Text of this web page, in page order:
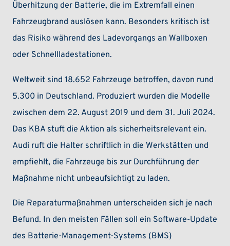
Überhitzung der Batterie, die im Extremfall einen
Fahrzeugbrand auslösen kann. Besonders kritisch ist
das Risiko während des Ladevorgangs an Wallboxen
oder Schnellladestationen.
Weltweit sind 18.652 Fahrzeuge betroffen, davon rund
5.300 in Deutschland. Produziert wurden die Modelle
zwischen dem 22. August 2019 und dem 31. Juli 2024.
Das KBA stuft die Aktion als sicherheitsrelevant ein.
Audi ruft die Halter schriftlich in die Werkstätten und
empfiehlt, die Fahrzeuge bis zur Durchführung der
Maßnahme nicht unbeaufsichtigt zu laden.
Die Reparaturmaßnahmen unterscheiden sich je nach
Befund. In den meisten Fällen soll ein Software-Update
des Batterie-Management-Systems (BMS)